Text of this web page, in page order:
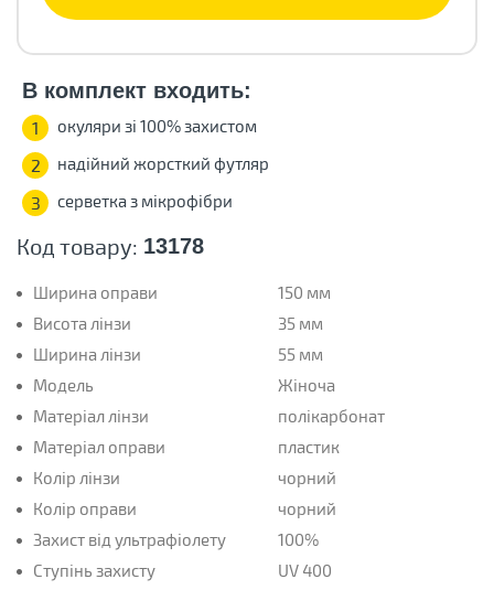
Код товару: 13178
Ширина оправи
150 мм
Висота лінзи
35 мм
Ширина лінзи
55 мм
Модель
Жіноча
Матеріал лінзи
полікарбонат
Матеріал оправи
пластик
Колір лінзи
чорний
Колір оправи
чорний
Захист від ультрафіолету
100%
Ступінь захисту
UV 400
В комплект входить:
1 окуляри зі 100% захистом
2 надійний жорсткий футляр
3 серветка з мікрофібри